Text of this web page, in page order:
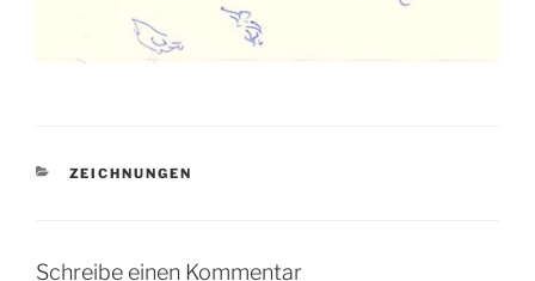
KATEGORIEN
ZEICHNUNGEN
Schreibe einen Kommentar